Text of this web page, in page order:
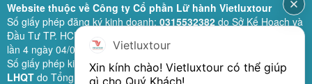
Website thuộc về Công ty Cổ phần Lữ hành Vietluxtour
Số giấy phép đăng ký kinh doanh: 0315532382do Sở Kế Hoạch và
Đầu Tư TP. HCM cấp lần đầu ngày 28/02/2019 (sửa đổi bổ sung
lần 4 ngày 04/06/2024).
Số giấy phép kinh doanh lữ hành quốc tế:79-1111/2019/TCDL-GP
LHQTdo Tổng Cục Du Lịch (nay là Cục Du lịch quốc gia Việt Nam)
Vietluxtour
Xin kính chào! Vietluxtour có thể giúp
gì cho Quý Khách!